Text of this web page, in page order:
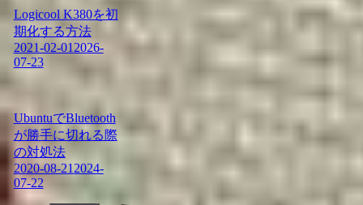
Logicool K380を初
期化する方法
2021-02-012026-
07-23
UbuntuでBluetooth
が勝手に切れる際
の対処法
2020-08-212024-
07-22